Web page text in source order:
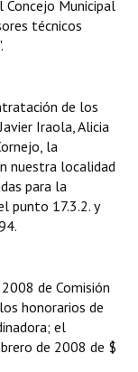
Municipal
técnicos
de los
Iraola, Alicia
la
nuestra localidad
para la
punto 17.3.2. y
de Comisión
honorarios de
el
de 2008 de $